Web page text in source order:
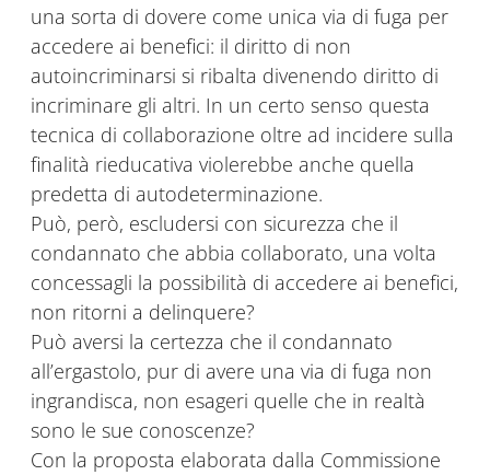
una sorta di dovere come unica via di fuga per
accedere ai benefici: il diritto di non
autoincriminarsi si ribalta divenendo diritto di
incriminare gli altri. In un certo senso questa
tecnica di collaborazione oltre ad incidere sulla
finalità rieducativa violerebbe anche quella
predetta di autodeterminazione.
Può, però, escludersi con sicurezza che il
condannato che abbia collaborato, una volta
concessagli la possibilità di accedere ai benefici,
non ritorni a delinquere?
Può aversi la certezza che il condannato
all’ergastolo, pur di avere una via di fuga non
ingrandisca, non esageri quelle che in realtà
sono le sue conoscenze?
Con la proposta elaborata dalla Commissione